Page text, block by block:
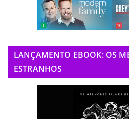
LANÇAMENTO EBOOK: OS
ESTRANHOS